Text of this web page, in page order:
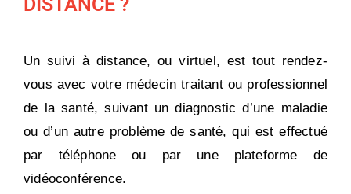
Un suivi à distance, ou virtuel, est tout rendez-
vous avec votre médecin traitant ou professionnel
de la santé, suivant un diagnostic d’une maladie
ou d’un autre problème de santé, qui est effectué
par téléphone ou par une plateforme de
vidéoconférence.